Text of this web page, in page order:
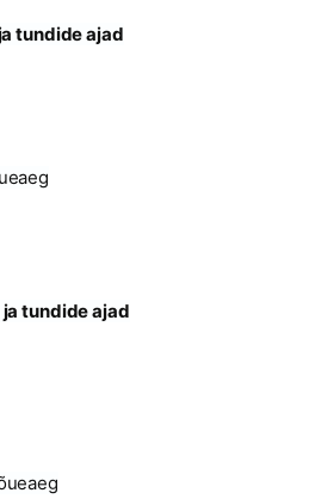
tundide ajad
tundide ajad